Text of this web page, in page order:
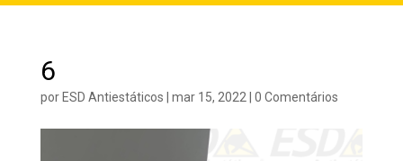
6
porESD Antiestáticos | mar 15, 2022 | 0 Comentários